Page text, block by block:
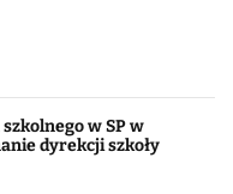
w SP w
dyrekcji szkoły